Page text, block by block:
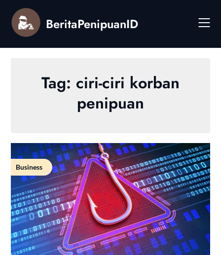
content
BeritaPenipuanID
Tag: ciri-ciri korban
penipuan
Business